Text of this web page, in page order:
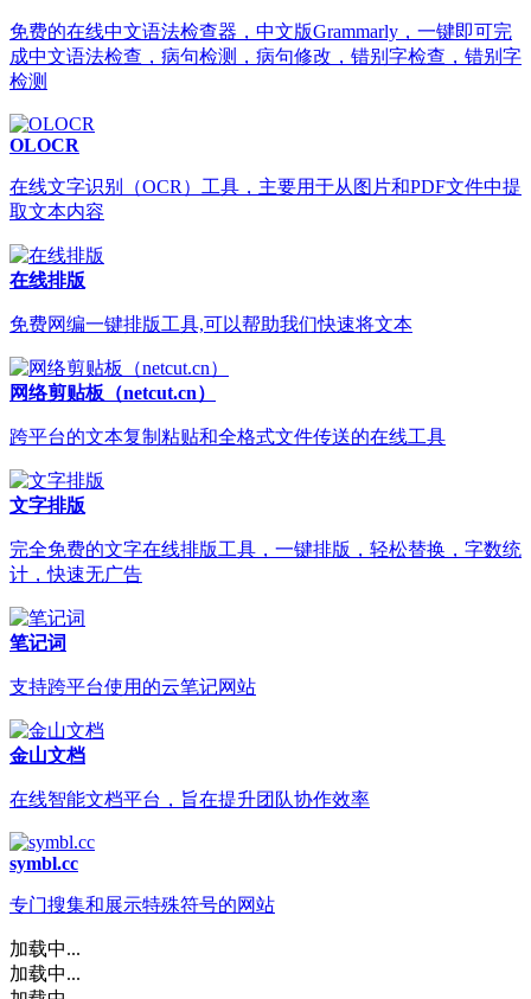
免费的在线中文语法检查器，中文版Grammarly，一键即可完
成中文语法检查，病句检测，病句修改，错别字检查，错别字
检测
OLOCR
在线文字识别（OCR）工具，主要用于从图片和PDF文件中提
取文本内容
在线排版
免费网编一键排版工具,可以帮助我们快速将文本
网络剪贴板（netcut.cn）
跨平台的文本复制粘贴和全格式文件传送的在线工具
文字排版
完全免费的文字在线排版工具，一键排版，轻松替换，字数统
计，快速无广告
笔记词
支持跨平台使用的云笔记网站
金山文档
在线智能文档平台，旨在提升团队协作效率
symbl.cc
专门搜集和展示特殊符号的网站
加载中...
加载中...